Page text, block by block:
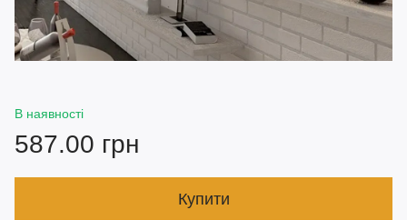
В наявності
587.00 грн
Купити